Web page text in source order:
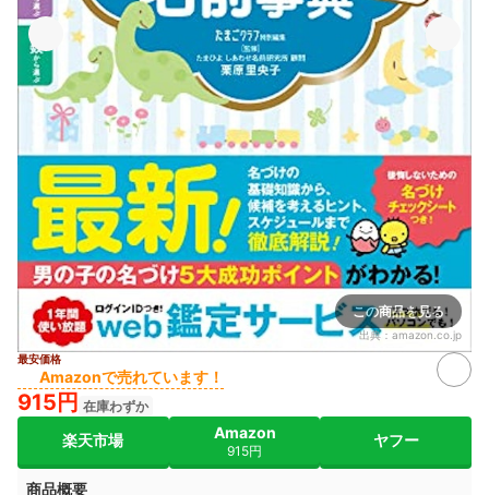
この商品を見る
出典：amazon.co.jp
最安価格
Amazonで売れています！
915円 在庫わずか
楽天市場 Amazon
915円
ヤフー
商品概要